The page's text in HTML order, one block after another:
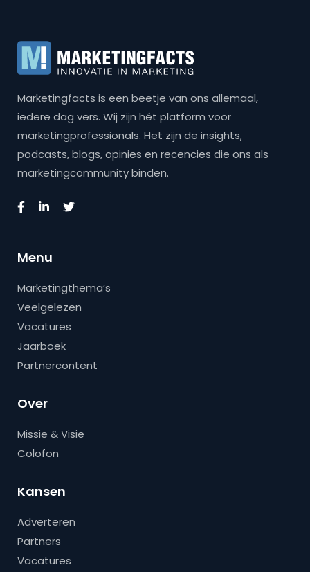
Marketingfacts is een beetje van ons allemaal,
iedere dag vers. Wij zijn hét platform voor
marketingprofessionals. Het zijn de insights,
podcasts, blogs, opinies en recencies die ons als
marketingcommunity binden.
Menu
Marketingthema’s
Veelgelezen
Vacatures
Jaarboek
Partnercontent
Over
Missie & Visie
Colofon
Kansen
Adverteren
Partners
Vacatures